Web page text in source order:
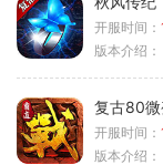
开服时间：
版本介绍：
复古80
开服时间：
版本介绍：